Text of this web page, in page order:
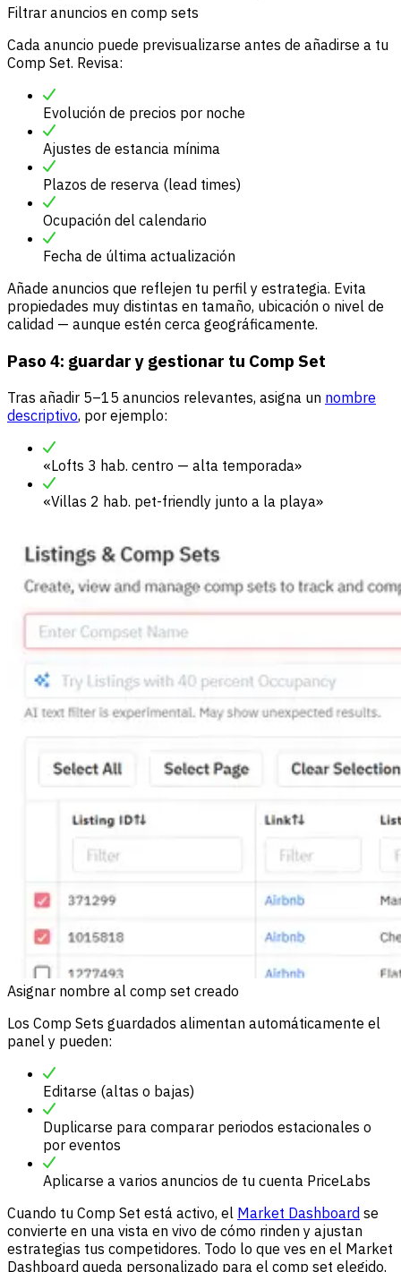
Filtrar anuncios en comp sets
Cada anuncio puede previsualizarse antes de añadirse a tu
Comp Set. Revisa:
Evolución de precios por noche
Ajustes de estancia mínima
Plazos de reserva (lead times)
Ocupación del calendario
Fecha de última actualización
Añade anuncios que reflejen tu perfil y estrategia. Evita
propiedades muy distintas en tamaño, ubicación o nivel de
calidad — aunque estén cerca geográficamente.
Paso 4: guardar y gestionar tu Comp Set
Tras añadir 5–15 anuncios relevantes, asigna un nombre
descriptivo, por ejemplo:
«Lofts 3 hab. centro — alta temporada»
«Villas 2 hab. pet-friendly junto a la playa»
Asignar nombre al comp set creado
Los Comp Sets guardados alimentan automáticamente el
panel y pueden:
Editarse (altas o bajas)
Duplicarse para comparar periodos estacionales o
por eventos
Aplicarse a varios anuncios de tu cuenta PriceLabs
Cuando tu Comp Set está activo, el Market Dashboard se
convierte en una vista en vivo de cómo rinden y ajustan
estrategias tus competidores. Todo lo que ves en el Market
Dashboard queda personalizado para el comp set elegido.